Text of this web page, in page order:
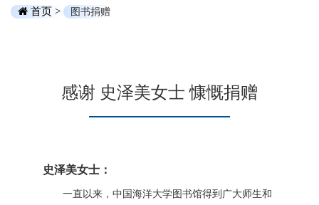
首页 > 图书捐赠
感谢 史泽美女士 慷慨捐赠
史泽美女士：
一直以来，中国海洋大学图书馆得到广大师生和